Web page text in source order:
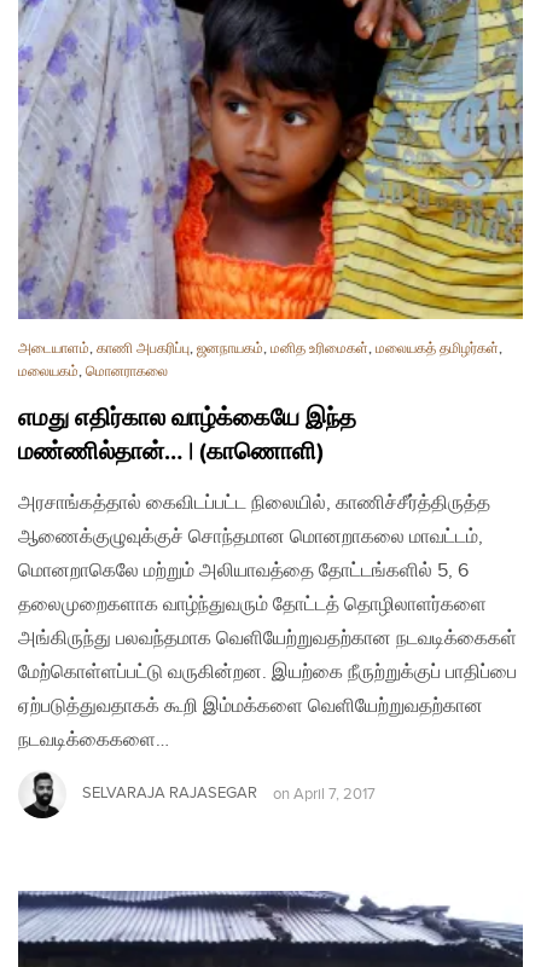
அடையாளம், காணி அபகரிப்பு, ஜனநாயகம், மனித உரிமைகள், மலையகத் தமிழர்கள்,
மலையகம், மொனராகலை
எமது எதிர்கால வாழ்க்கையே இந்த
மண்ணில்தான்… | (காணொளி)
அரசாங்கத்தால் கைவிடப்பட்ட நிலையில், காணிச்சீர்த்திருத்த
ஆணைக்குழுவுக்குச் சொந்தமான மொனறாகலை மாவட்டம்,
மொனறாகெலே மற்றும் அலியாவத்தை தோட்டங்களில் 5, 6
தலைமுறைகளாக வாழ்ந்துவரும் தோட்டத் தொழிலாளர்களை
அங்கிருந்து பலவந்தமாக வெளியேற்றுவதற்கான நடவடிக்கைகள்
மேற்கொள்ளப்பட்டு வருகின்றன. இயற்கை நீருற்றுக்குப் பாதிப்பை
ஏற்படுத்துவதாகக் கூறி இம்மக்களை வெளியேற்றுவதற்கான
நடவடிக்கைகளை…
SELVARAJA RAJASEGAR on April 7, 2017